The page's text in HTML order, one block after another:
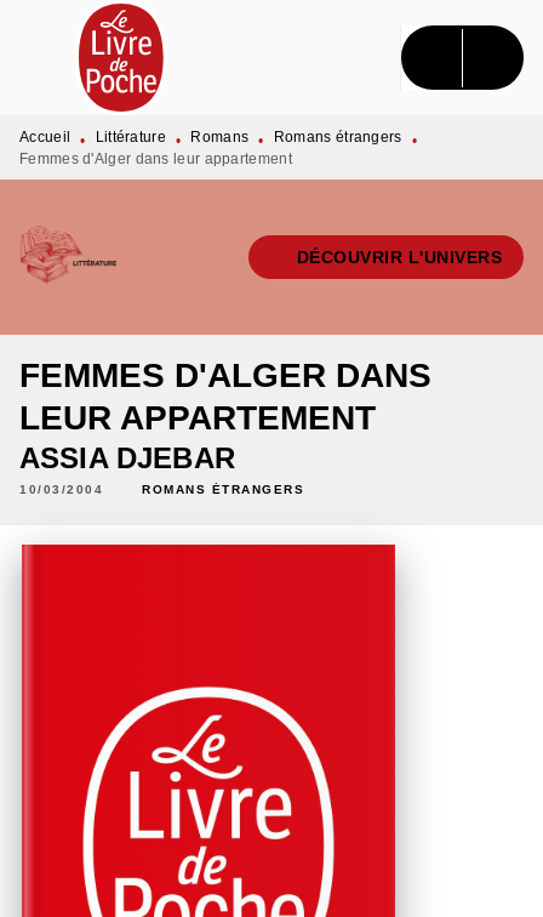
MENU RECHERCHE CONTENU
PIED DE PAGE
Accueil • Littérature • Romans • Romans étrangers
•
Femmes d'Alger dans leur appartement
DÉCOUVRIR L'UNIVERS
FEMMES D'ALGER DANS
LEUR APPARTEMENT
ASSIA DJEBAR
10/03/2004 ROMANS ÉTRANGERS